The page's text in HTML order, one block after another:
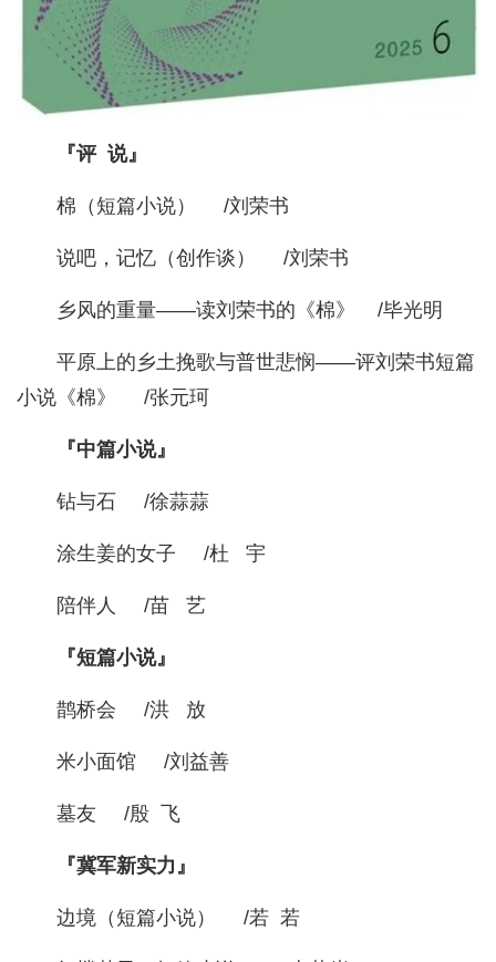
『评 说』
棉（短篇小说） /刘荣书
说吧，记忆（创作谈） /刘荣书
乡风的重量——读刘荣书的《棉》 /毕光明
平原上的乡土挽歌与普世悲悯——评刘荣书短篇
小说《棉》 /张元珂
『中篇小说』
钻与石 /徐蒜蒜
涂生姜的女子 /杜 宇
陪伴人 /苗 艺
『短篇小说』
鹊桥会 /洪 放
米小面馆 /刘益善
墓友 /殷 飞
『冀军新实力』
边境（短篇小说） /若 若